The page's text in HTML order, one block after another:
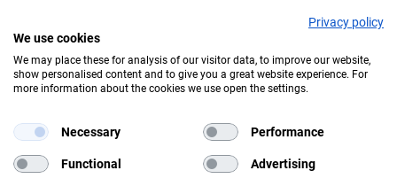
Aktuelles Wetter:18°C Bedeckt
Informationen
Eintrittspreise
Privacy policy
We use cookies
We may place these for analysis of our visitor data, to improve our website,
show personalised content and to give you a great website experience. For
more information about the cookies we use open the settings.
Necessary Performance
Functional Advertising